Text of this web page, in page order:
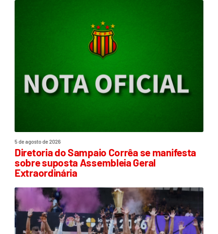
5 de agosto de 2026
Diretoria do Sampaio Corrêa se manifesta
sobre suposta Assembleia Geral
Extraordinária